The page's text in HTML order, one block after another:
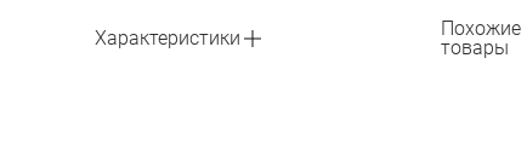
Характеристики
Похожие
товары